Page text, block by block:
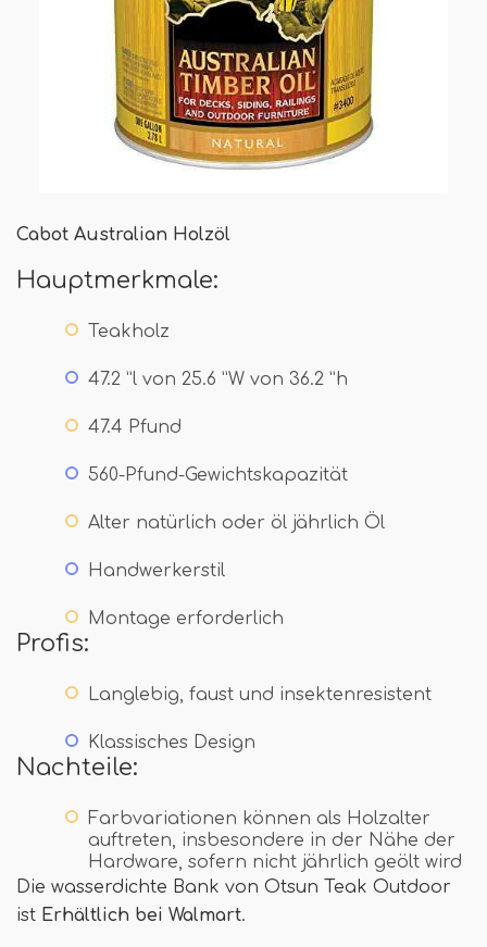
Cabot Australian Holzöl
Hauptmerkmale:
Teakholz
47.2 ”l von 25.6 ”W von 36.2 ”h
47.4 Pfund
560-Pfund-Gewichtskapazität
Alter natürlich oder öl jährlich Öl
Handwerkerstil
Montage erforderlich
Profis:
Langlebig, faust und insektenresistent
Klassisches Design
Nachteile:
Farbvariationen können als Holzalter
auftreten, insbesondere in der Nähe der
Hardware, sofern nicht jährlich geölt wird
Die wasserdichte Bank von Otsun Teak Outdoor
ist Erhältlich bei Walmart.